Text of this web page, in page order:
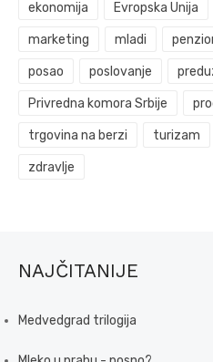
ekonomija Evropska Unija
marketing mladi
posao poslovanje
Privredna komora Srbije
trgovina na berzi turizam
zdravlje
NAJČITANIJE
Medvedgrad trilogija